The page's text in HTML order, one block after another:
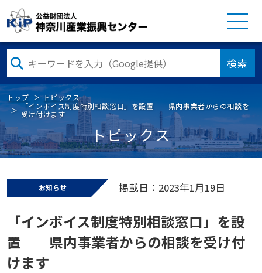
検索
トップ
トピックス
「インボイス制度特別相談窓口」を設置 県内事業者からの相談を
受け付けます
トピックス
お知らせ 掲載日：2023年1月19日
「インボイス制度特別相談窓口」を設
置 県内事業者からの相談を受け付
けます